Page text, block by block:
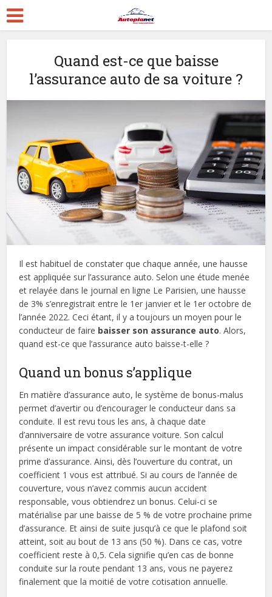
Quand est-ce que baisse
l’assurance auto de sa voiture ?
Il est habituel de constater que chaque année, une hausse
est appliquée sur l’assurance auto. Selon une étude menée
et relayée dans le journal en ligne Le Parisien, une hausse
de 3% s’enregistrait entre le 1er janvier et le 1er octobre de
l’année 2022. Ceci étant, il y a toujours un moyen pour le
conducteur de faire baisser son assurance auto. Alors,
quand est-ce que l’assurance auto baisse-t-elle ?
Quand un bonus s’applique
En matière d’assurance auto, le système de bonus-malus
permet d’avertir ou d’encourager le conducteur dans sa
conduite. Il est revu tous les ans, à chaque date
d’anniversaire de votre assurance voiture. Son calcul
présente un impact considérable sur le montant de votre
prime d’assurance. Ainsi, dès l’ouverture du contrat, un
coefficient 1 vous est attribué. Si au cours de l’année de
couverture, vous n’avez commis aucun accident
responsable, vous obtiendrez un bonus. Celui-ci se
matérialise par une baisse de 5 % de votre prochaine prime
d’assurance. Et ainsi de suite jusqu’à ce que le plafond soit
atteint, soit au bout de 13 ans (50 %). Dans ce cas, votre
coefficient reste à 0,5. Cela signifie qu’en cas de bonne
conduite sur la route pendant 13 ans, vous ne payerez
finalement que la moitié de votre cotisation annuelle.